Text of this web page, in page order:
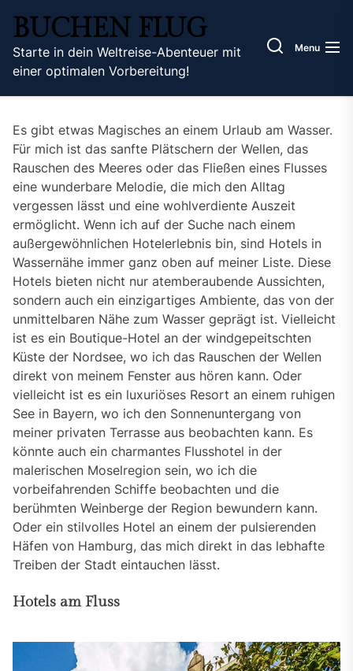
the
content
BUCHEN FLUG
Starte in dein Weltreise-Abenteuer mit
einer optimalen Vorbereitung!
Menu
Es gibt etwas Magisches an einem Urlaub am Wasser.
Für mich ist das sanfte Plätschern der Wellen, das
Rauschen des Meeres oder das Fließen eines Flusses
eine wunderbare Melodie, die mich den Alltag
vergessen lässt und eine wohlverdiente Auszeit
ermöglicht. Wenn ich auf der Suche nach einem
außergewöhnlichen Hotelerlebnis bin, sind Hotels in
Wassernähe immer ganz oben auf meiner Liste. Diese
Hotels bieten nicht nur atemberaubende Aussichten,
sondern auch ein einzigartiges Ambiente, das von der
unmittelbaren Nähe zum Wasser geprägt ist. Vielleicht
ist es ein Boutique-Hotel an der windgepeitschten
Küste der Nordsee, wo ich das Rauschen der Wellen
direkt von meinem Fenster aus hören kann. Oder
vielleicht ist es ein luxuriöses Resort an einem ruhigen
See in Bayern, wo ich den Sonnenuntergang von
meiner privaten Terrasse aus beobachten kann. Es
könnte auch ein charmantes Flusshotel in der
malerischen Moselregion sein, wo ich die
vorbeifahrenden Schiffe beobachten und die
berühmten Weinberge der Region bewundern kann.
Oder ein stilvolles Hotel an einem der pulsierenden
Häfen von Hamburg, das mich direkt in das lebhafte
Treiben der Stadt eintauchen lässt.
Hotels am Fluss